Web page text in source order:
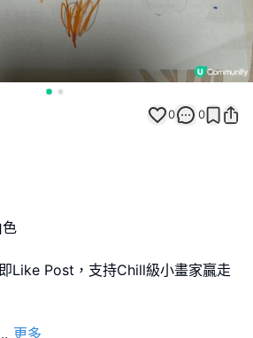
0 0
Like Post，支持Chill級小畫家贏走
更多